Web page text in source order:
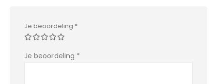
Je beoordeling *
Je beoordeling *